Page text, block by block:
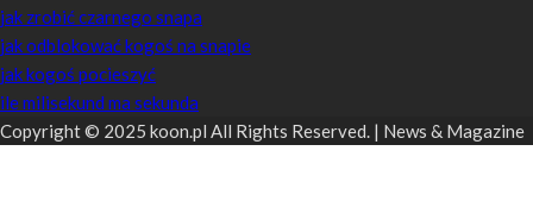
jak zrobić czarnego snapa
jak odblokować kogoś na snapie
jak kogoś pocieszyć
ile milisekund ma sekunda
Copyright © 2025 koon.pl All Rights Reserved. | News & Magazine